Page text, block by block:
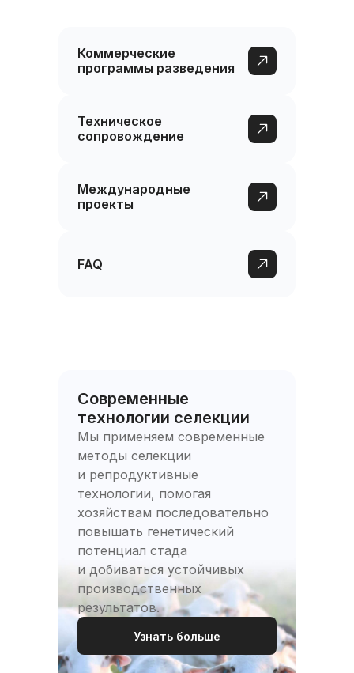
Современные
технологии селекции
Мы применяем современные
методы селекции
и репродуктивные
технологии, помогая
хозяйствам последовательно
повышать генетический
потенциал стада
и добиваться устойчивых
производственных
результатов.
Узнать больше
Коммерческие
программы разведения
Техническое
сопровождение
Международные
проекты
FAQ